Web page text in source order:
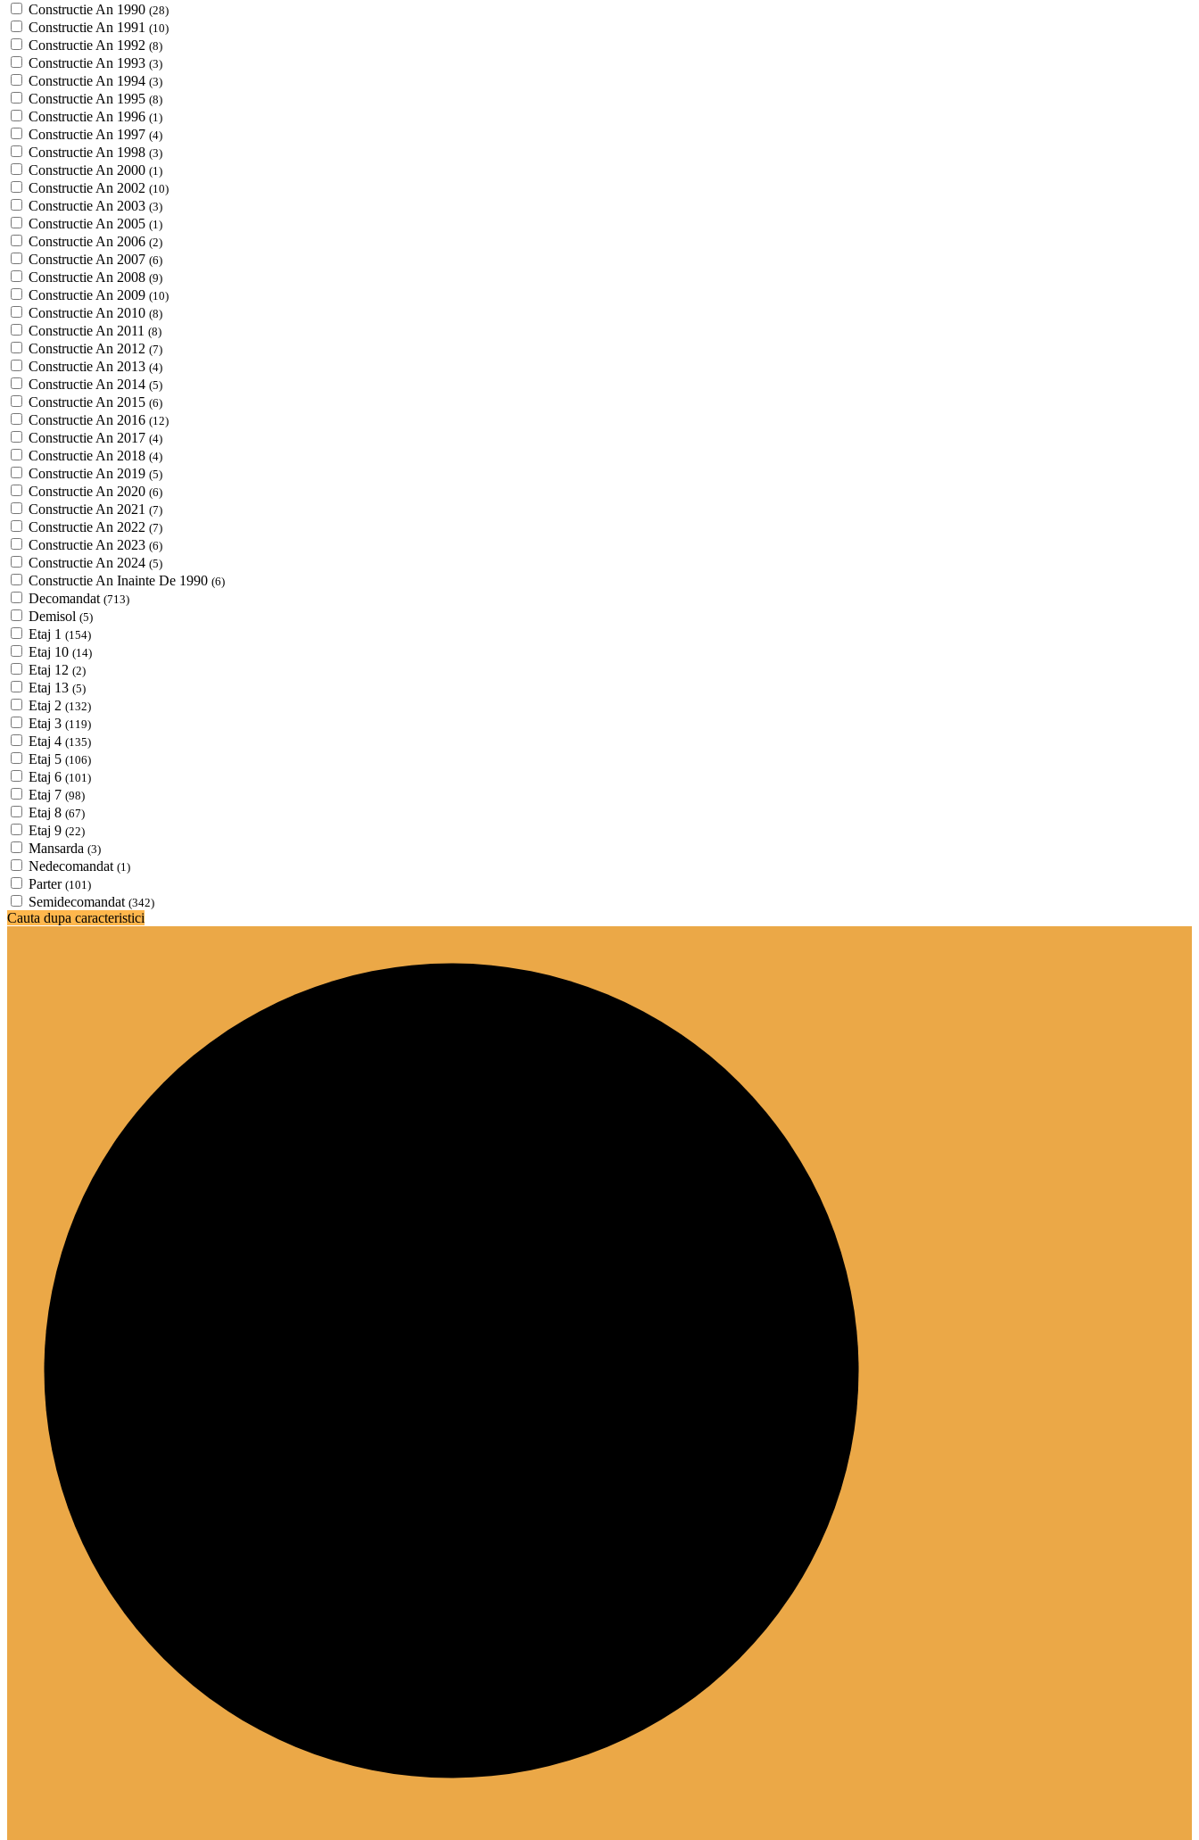
Constructie An 1990 (28)
Constructie An 1991 (10)
Constructie An 1992 (8)
Constructie An 1993 (3)
Constructie An 1994 (3)
Constructie An 1995 (8)
Constructie An 1996 (1)
Constructie An 1997 (4)
Constructie An 1998 (3)
Constructie An 2000 (1)
Constructie An 2002 (10)
Constructie An 2003 (3)
Constructie An 2005 (1)
Constructie An 2006 (2)
Constructie An 2007 (6)
Constructie An 2008 (9)
Constructie An 2009 (10)
Constructie An 2010 (8)
Constructie An 2011 (8)
Constructie An 2012 (7)
Constructie An 2013 (4)
Constructie An 2014 (5)
Constructie An 2015 (6)
Constructie An 2016 (12)
Constructie An 2017 (4)
Constructie An 2018 (4)
Constructie An 2019 (5)
Constructie An 2020 (6)
Constructie An 2021 (7)
Constructie An 2022 (7)
Constructie An 2023 (6)
Constructie An 2024 (5)
Constructie An Inainte De 1990 (6)
Decomandat (713)
Demisol (5)
Etaj 1 (154)
Etaj 10 (14)
Etaj 12 (2)
Etaj 13 (5)
Etaj 2 (132)
Etaj 3 (119)
Etaj 4 (135)
Etaj 5 (106)
Etaj 6 (101)
Etaj 7 (98)
Etaj 8 (67)
Etaj 9 (22)
Mansarda (3)
Nedecomandat (1)
Parter (101)
Semidecomandat (342)
Cauta dupa caracteristici